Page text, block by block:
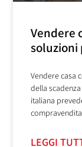
Vendere
Vendere casa
della
italiana
compravendita
LEGGI